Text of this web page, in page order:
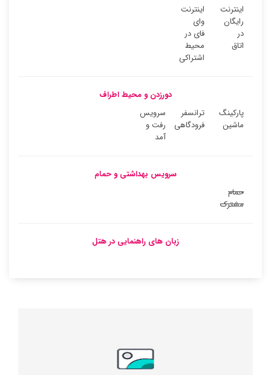
اینترنت
رایگان
در
اتاق
اینترنت
وای
فای در
محیط
اشتراکی
دورزدن و محیط اطراف
پارکینگ
ماشین
ترانسفر
فرودگاهی
سرویس
رفت و
آمد
سرویس بهداشتی و حمام
حمام
مشترک
زبان های راهنمایی در هتل